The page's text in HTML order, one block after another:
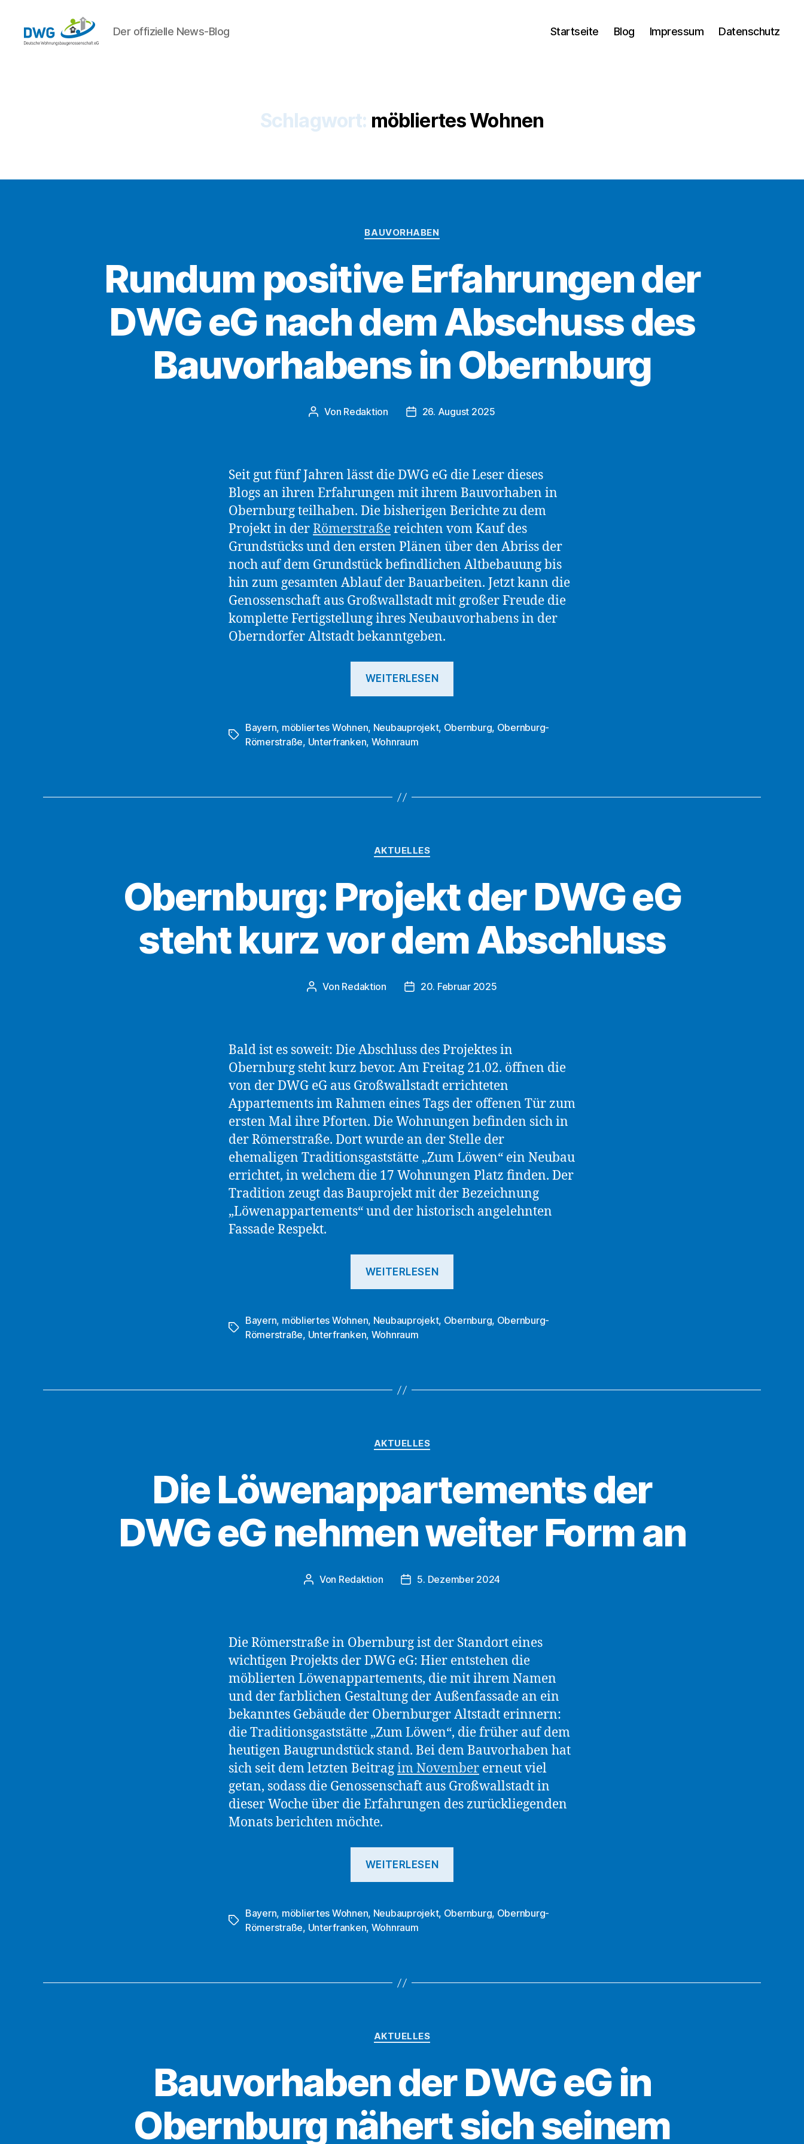
Der offizielle News-Blog Startseite Blog Impressum Datenschutz
Schlagwort: möbliertes Wohnen
Kategorien
BAUVORHABEN
Rundum positive Erfahrungen der
DWG eG nach dem Abschuss des
Bauvorhabens in Obernburg
Beitragsautor
Von Redaktion Beitragsdatum
26. August 2025
Seit gut fünf Jahren lässt die DWG eG die Leser dieses
Blogs an ihren Erfahrungen mit ihrem Bauvorhaben in
Obernburg teilhaben. Die bisherigen Berichte zu dem
Projekt in derRömerstraßereichten vom Kauf des
Grundstücks und den ersten Plänen über den Abriss der
noch auf dem Grundstück befindlichen Altbebauung bis
hin zum gesamten Ablauf der Bauarbeiten. Jetzt kann die
Genossenschaft aus Großwallstadt mit großer Freude die
komplette Fertigstellung ihres Neubauvorhabens in der
Oberndorfer Altstadt bekanntgeben.
WEITERLESEN
der
dem
Obernburg“
Schlagwörter
Bayern, möbliertes Wohnen, Neubauprojekt, Obernburg, Obernburg-
Römerstraße, Unterfranken, Wohnraum
Kategorien
AKTUELLES
Obernburg: Projekt der DWG eG
steht kurz vor dem Abschluss
Beitragsautor
Von Redaktion Beitragsdatum
20. Februar 2025
Bald ist es soweit: Die Abschluss des Projektes in
Obernburg steht kurz bevor. Am Freitag 21.02. öffnen die
von der DWG eG aus Großwallstadt errichteten
Appartements im Rahmen eines Tags der offenen Tür zum
ersten Mal ihre Pforten. Die Wohnungen befinden sich in
der Römerstraße. Dort wurde an der Stelle der
ehemaligen Traditionsgaststätte „Zum Löwen“ ein Neubau
errichtet, in welchem die 17 Wohnungen Platz finden. Der
Tradition zeugt das Bauprojekt mit der Bezeichnung
„Löwenappartements“ und der historisch angelehnten
Fassade Respekt.
WEITERLESEN
DWG
vor
Schlagwörter
Bayern, möbliertes Wohnen, Neubauprojekt, Obernburg, Obernburg-
Römerstraße, Unterfranken, Wohnraum
Kategorien
AKTUELLES
Die Löwenappartements der
DWG eG nehmen weiter Form an
Beitragsautor
Von Redaktion Beitragsdatum
5. Dezember 2024
Die Römerstraße in Obernburg ist der Standort eines
wichtigen Projekts der DWG eG: Hier entstehen die
möblierten Löwenappartements, die mit ihrem Namen
und der farblichen Gestaltung der Außenfassade an ein
bekanntes Gebäude der Obernburger Altstadt erinnern:
die Traditionsgaststätte „Zum Löwen“, die früher auf dem
heutigen Baugrundstück stand. Bei dem Bauvorhaben hat
sich seit dem letzten Beitragim November erneut viel
getan, sodass die Genossenschaft aus Großwallstadt in
dieser Woche über die Erfahrungen des zurückliegenden
Monats berichten möchte.
WEITERLESEN
DWG
Form
Schlagwörter
Bayern, möbliertes Wohnen, Neubauprojekt, Obernburg, Obernburg-
Römerstraße, Unterfranken, Wohnraum
Kategorien
AKTUELLES
Bauvorhaben der DWG eG in
Obernburg nähert sich seinem